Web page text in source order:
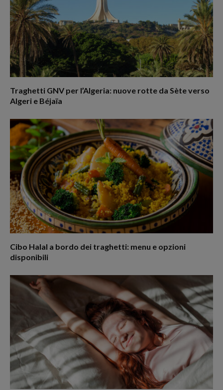
Traghetti GNV per l’Algeria: nuove rotte da Sète verso
Algeri e Béjaïa
Cibo Halal a bordo dei traghetti: menu e opzioni
disponibili